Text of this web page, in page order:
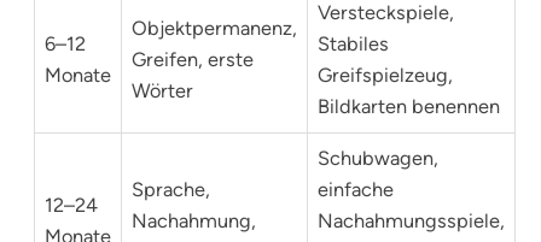
6–12
Monate
Objektpermanenz,
Greifen, erste
Wörter
Versteckspiele,
Stabiles
Greifspielzeug,
Bildkarten benennen
12–24
Monate
Sprache,
Nachahmung,
Schubwagen,
einfache
Nachahmungsspiele,